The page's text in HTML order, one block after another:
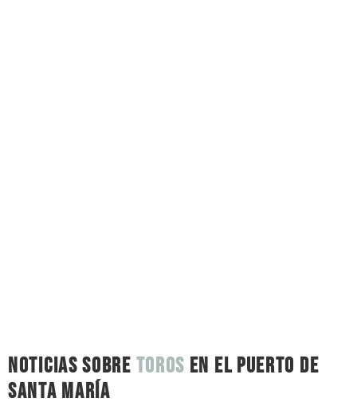
NOTICIAS SOBRE toros en El Puerto de
Santa María